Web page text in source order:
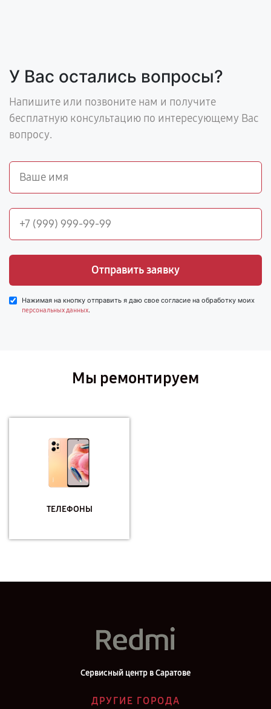
У Вас остались вопросы?
Напишите или позвоните нам и получите
бесплатную консультацию по интересующему Вас
вопросу.
Отправить заявку
Нажимая на кнопку отправить я даю свое согласие на обработку моих
персональных данных.
Мы ремонтируем
ТЕЛЕФОНЫ
Сервисный центр в Саратове
ДРУГИЕ ГОРОДА